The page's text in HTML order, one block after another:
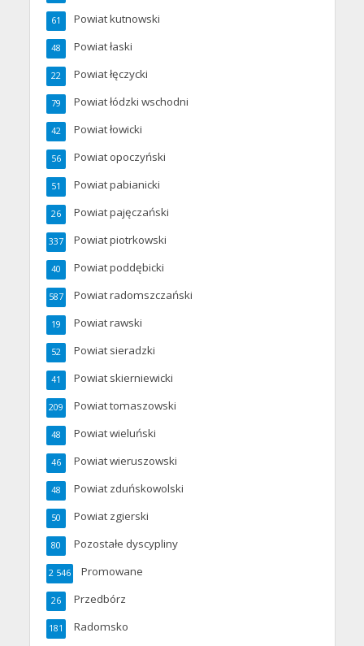
Powiat kutnowski
61
Powiat łaski
48
Powiat łęczycki
22
Powiat łódzki wschodni
79
Powiat łowicki
42
Powiat opoczyński
56
Powiat pabianicki
51
Powiat pajęczański
26
Powiat piotrkowski
337
Powiat poddębicki
40
Powiat radomszczański
587
Powiat rawski
19
Powiat sieradzki
52
Powiat skierniewicki
41
Powiat tomaszowski
209
Powiat wieluński
48
Powiat wieruszowski
46
Powiat zduńskowolski
48
Powiat zgierski
50
Pozostałe dyscypliny
80
Promowane
2 546
Przedbórz
26
Radomsko
181